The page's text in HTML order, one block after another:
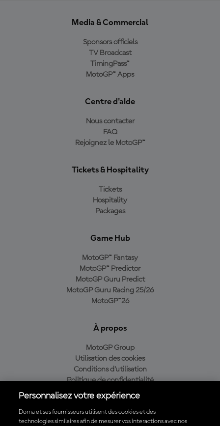
Media & Commercial
Sponsors officiels
TV Broadcast
TimingPass™
MotoGP™ Apps
Centre d'aide
Nous contacter
FAQ
Rejoignez le MotoGP™
Tickets & Hospitality
Tickets
Hospitality
Packages
Game Hub
MotoGP™ Fantasy
MotoGP™ Predictor
MotoGP Guru Predict
MotoGP Guru Racing 25/26
MotoGP™26
À propos
MotoGP Group
Utilisation des cookies
Conditions d'utilisation
Politique de confidentialité
Politique d’achat
Personnalisez votre expérience
Dorna et ses fournisseurs utilisent des cookies et des
technologies similaires afin de mesurer vos interactions avec nos